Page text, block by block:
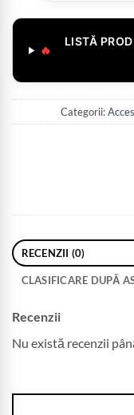
🔥
LISTĂ
Categorii:
RECENZII (0)
CLASIFICARE DUPĂ
Recenzii
Nu există recenzii